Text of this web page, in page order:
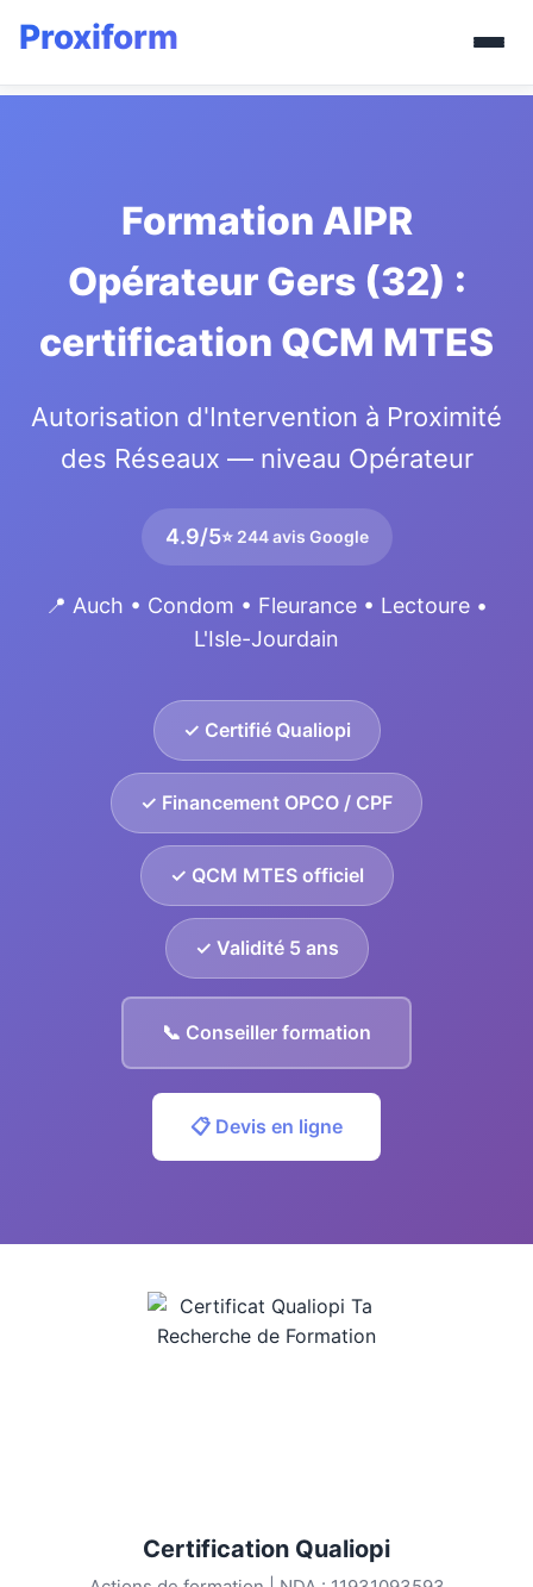
Formation AIPR
Opérateur Gers (32) :
certification QCM MTES
Autorisation d'Intervention à Proximité
des Réseaux — niveau Opérateur
4.9/5⭐ 244 avis Google
📍 Auch • Condom • Fleurance • Lectoure •
L'Isle-Jourdain
✓ Certifié Qualiopi
✓ Financement OPCO / CPF
✓ QCM MTES officiel
✓ Validité 5 ans
📞 Conseiller formation
📋 Devis en ligne
Certification Qualiopi